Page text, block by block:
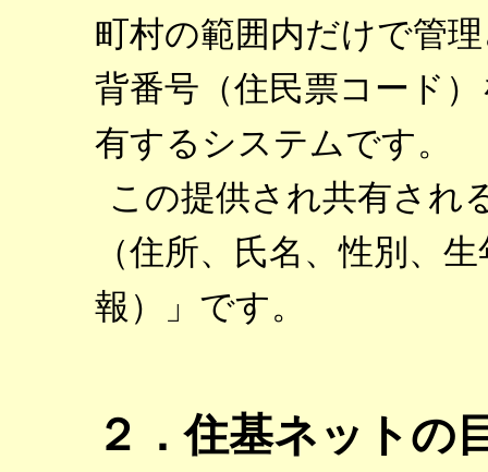
町村の範囲内だけで管
背番号（住民票コード
有するシステムです。
この提供され共有され
（住所、氏名、性別、
報）」です。
２．住基ネットの